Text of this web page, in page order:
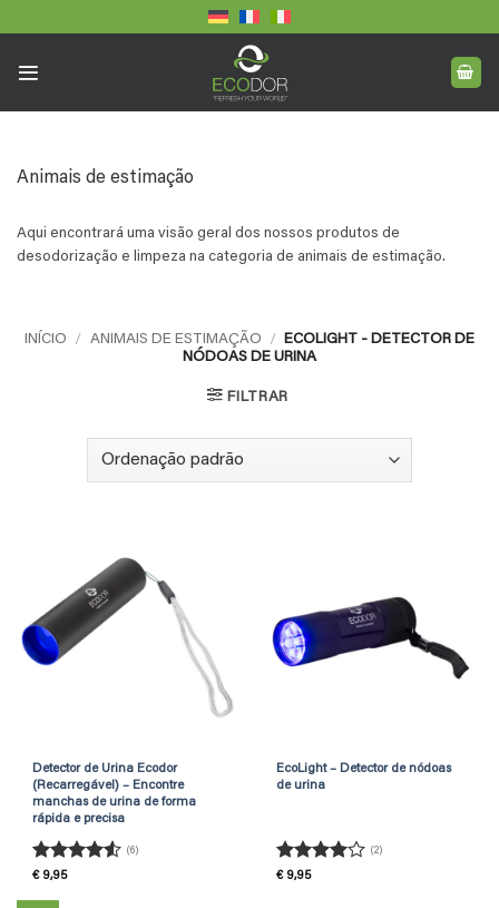
to
Animais de estimação
Aqui encontrará uma visão geral dos nossos produtos de
desodorização e limpeza na categoria de animais de estimação.
INÍCIO / ANIMAIS DE ESTIMAÇÃO / ECOLIGHT - DETECTOR DE
NÓDOAS DE URINA
FILTRAR
Detector de Urina Ecodor
(Recarregável) – Encontre
manchas de urina de forma
rápida e precisa
Avaliação
(6)
€9,95
EcoLight – Detector de nódoas
de urina
Avaliação
(2)
€9,95